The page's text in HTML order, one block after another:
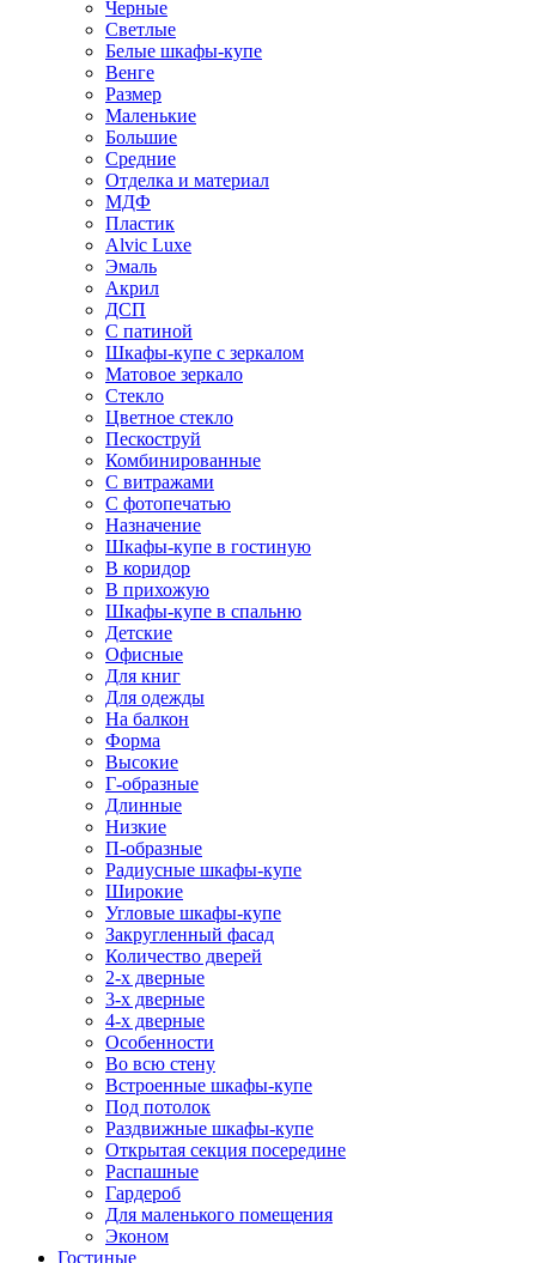
Черные
Светлые
Белые шкафы-купе
Венге
Размер
Маленькие
Большие
Средние
Отделка и материал
МДФ
Пластик
Alvic Luxe
Эмаль
Акрил
ДСП
С патиной
Шкафы-купе с зеркалом
Матовое зеркало
Стекло
Цветное стекло
Пескоструй
Комбинированные
С витражами
С фотопечатью
Назначение
Шкафы-купе в гостиную
В коридор
В прихожую
Шкафы-купе в спальню
Детские
Офисные
Для книг
Для одежды
На балкон
Форма
Высокие
Г-образные
Длинные
Низкие
П-образные
Радиусные шкафы-купе
Широкие
Угловые шкафы-купе
Закругленный фасад
Количество дверей
2-х дверные
3-х дверные
4-х дверные
Особенности
Во всю стену
Встроенные шкафы-купе
Под потолок
Раздвижные шкафы-купе
Открытая секция посередине
Распашные
Гардероб
Для маленького помещения
Эконом
Гостиные